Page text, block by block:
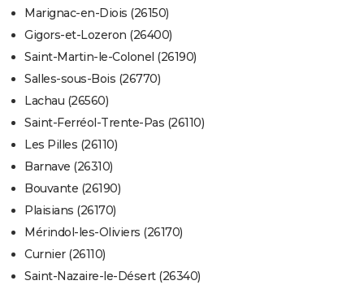
Marignac-en-Diois (26150)
Gigors-et-Lozeron (26400)
Saint-Martin-le-Colonel (26190)
Salles-sous-Bois (26770)
Lachau (26560)
Saint-Ferréol-Trente-Pas (26110)
Les Pilles (26110)
Barnave (26310)
Bouvante (26190)
Plaisians (26170)
Mérindol-les-Oliviers (26170)
Curnier (26110)
Saint-Nazaire-le-Désert (26340)